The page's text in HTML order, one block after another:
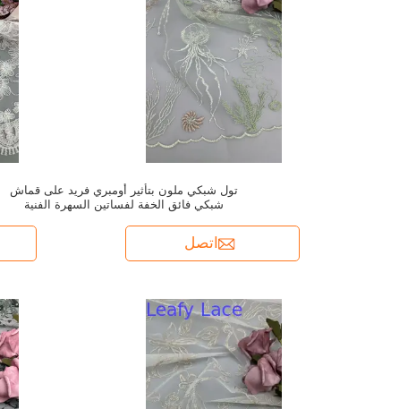
تول شبكي ملون بتأثير أومبري فريد على قماش
شبكي فائق الخفة لفساتين السهرة الفنية
اتصل